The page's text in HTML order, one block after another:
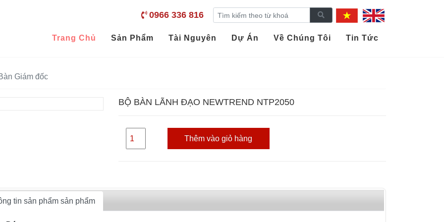
0966 336 816
Trang Chủ Sản Phẩm Tài Nguyên Dự Án Về Chúng Tôi Tin Tức
Giám đốc
BỘ BÀN LÃNH ĐẠO NEWTREND NTP2050
Thêm vào giỏ hàng
tin sản phẩm sản phẩm